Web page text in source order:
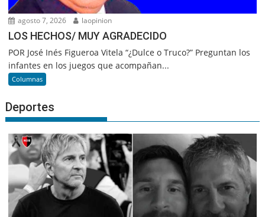
agosto 7, 2026 laopinion
LOS HECHOS/ MUY AGRADECIDO
POR José Inés Figueroa Vitela “¿Dulce o Truco?” Preguntan los
infantes en los juegos que acompañan...
Columnas
Deportes